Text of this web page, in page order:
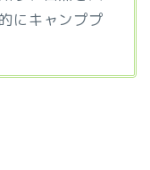
にキャンププ